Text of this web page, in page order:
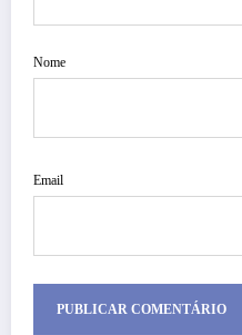
Nome
Email